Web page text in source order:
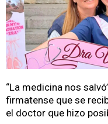
“La medicina nos
firmatense que se
el doctor que hizo